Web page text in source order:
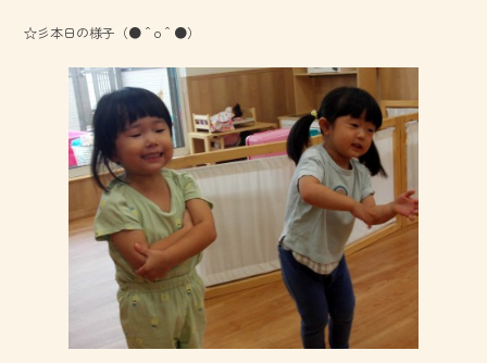
☆彡本日の様子（●＾o＾●）